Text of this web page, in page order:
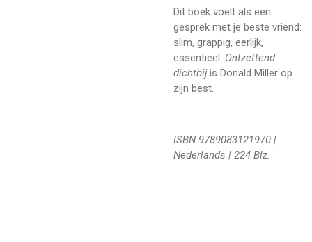
Dit boek voelt als een
gesprek met je beste vriend:
slim, grappig, eerlijk,
essentieel. Ontzettend
dichtbijis Donald Miller op
zijn best.
ISBN 9789083121970 |
Nederlands | 224 Blz.